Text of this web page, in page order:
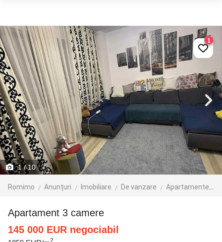
1/ 10
Romimo Anunțuri Imobiliare De vanzare Apartamente de vanzare
1
Apartament 3 camere
145 000 EUR negociabil
2